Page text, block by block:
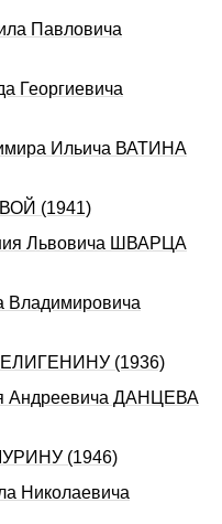
Павловича
Георгиевича
Ильича ВАТИНА
(1941)
Львовича ШВАРЦА
Владимировича
(1936)
Андреевича ДАНЦЕВА
(1946)
Николаевича